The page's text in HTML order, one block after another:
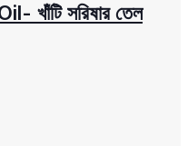
খাঁটি সরিষার তেল